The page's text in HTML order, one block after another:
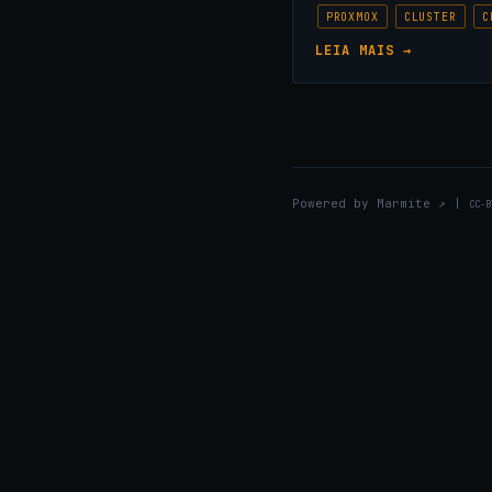
PROXMOX CLUSTER
LEIA MAIS →
Powered by Marmite ↗ CC-